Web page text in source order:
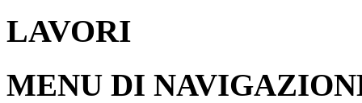
LAVORI
MENU DI